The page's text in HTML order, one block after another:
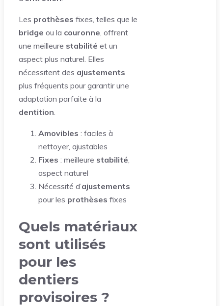
Les prothèses fixes, telles que le
bridge ou la couronne , offrent
une meilleure stabilité et un
aspect plus naturel. Elles
nécessitent des ajustements
plus fréquents pour garantir une
adaptation parfaite à la
dentition
Amovibles : faciles à
nettoyer, ajustables
Fixes : meilleure stabilité
aspect naturel
Nécessité d’ajustements
pour les prothèses fixes
Quels matériaux
sont utilisés
pour les
dentiers
provisoires ?